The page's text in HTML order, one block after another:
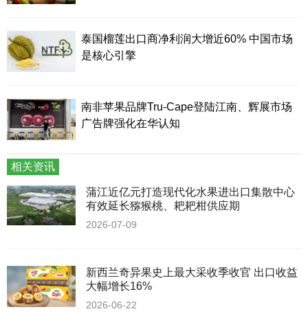
泰国榴莲出口商净利润大增近60% 中国市场
是核心引擎
南非苹果品牌Tru-Cape登陆江南、辉展市场
广告牌强化在华认知
相关资讯
蒲江近亿元打造现代化水果进出口集散中心
有效延长猕猴桃、耙耙柑供应期
2026-07-09
新西兰奇异果史上最大采收季收官 出口收益
大幅增长16%
2026-06-22